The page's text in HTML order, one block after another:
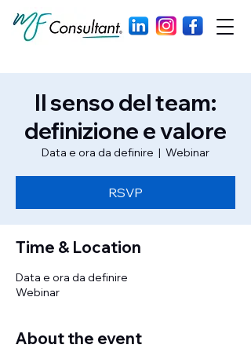
Il senso del team:
definizione e valore
Data e ora da definire
  |
Webinar
RSVP
Time & Location
Data e ora da definire
Webinar
About the event